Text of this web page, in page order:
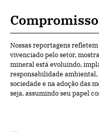
Compromisso
Nossas reportagens
vivenciado pelo setor,
mineral está evoluindo,
responsabilidade
sociedade e na adoção das
seja, assumindo seu papel